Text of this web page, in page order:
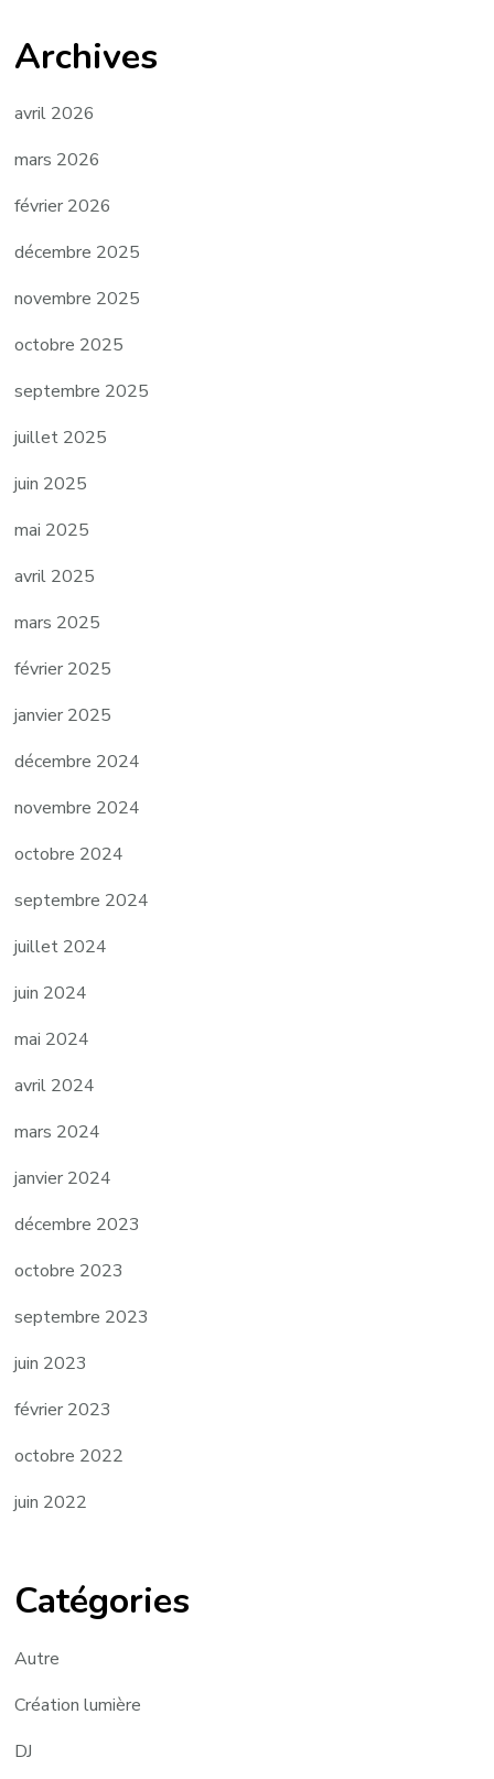
Archives
avril 2026
mars 2026
février 2026
décembre 2025
novembre 2025
octobre 2025
septembre 2025
juillet 2025
juin 2025
mai 2025
avril 2025
mars 2025
février 2025
janvier 2025
décembre 2024
novembre 2024
octobre 2024
septembre 2024
juillet 2024
juin 2024
mai 2024
avril 2024
mars 2024
janvier 2024
décembre 2023
octobre 2023
septembre 2023
juin 2023
février 2023
octobre 2022
juin 2022
Catégories
Autre
Création lumière
DJ